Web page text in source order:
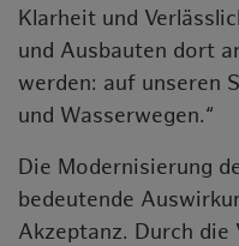
Klarheit und
und Ausbauten dort
werden: auf unseren
und Wasserwegen.“
Die Modernisierung
bedeutende
Akzeptanz. Durch die